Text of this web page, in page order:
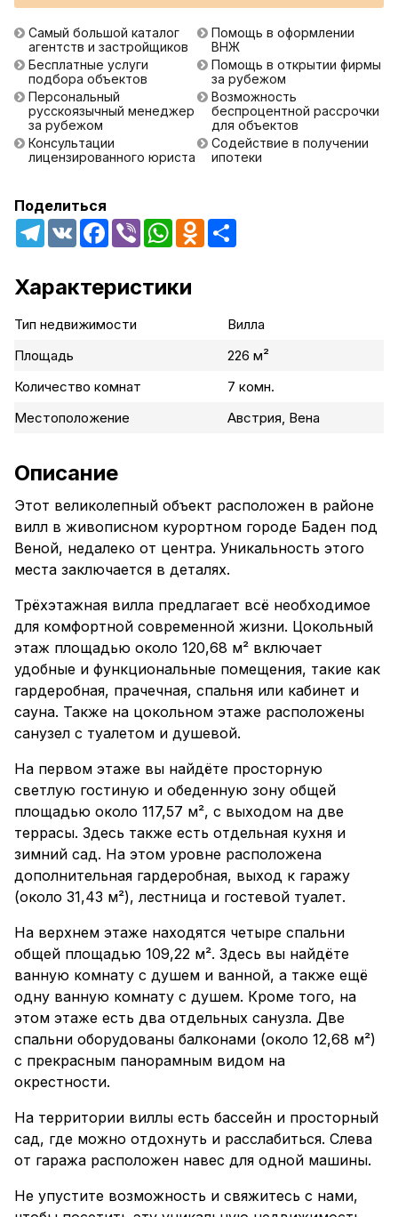
Самый большой каталог
агентств и застройщиков
Бесплатные услуги
подбора объектов
Персональный
русскоязычный менеджер
за рубежом
Консультации
лицензированного юриста
Помощь в оформлении
ВНЖ
Помощь в открытии фирмы
за рубежом
Возможность
беспроцентной рассрочки
для объектов
Содействие в получении
ипотеки
Поделиться
Telegram
VK Facebook
Viber WhatsAppOdnoklassniki
Характеристики
Тип недвижимости
Вилла
Площадь
226 м²
Количество комнат
7 комн.
Местоположение
Австрия, Вена
Описание
Этот великолепный объект расположен в районе
вилл в живописном курортном городе Баден под
Веной, недалеко от центра. Уникальность этого
места заключается в деталях.
Трёхэтажная вилла предлагает всё необходимое
для комфортной современной жизни. Цокольный
этаж площадью около 120,68 м² включает
удобные и функциональные помещения, такие как
гардеробная, прачечная, спальня или кабинет и
сауна. Также на цокольном этаже расположены
санузел с туалетом и душевой.
На первом этаже вы найдёте просторную
светлую гостиную и обеденную зону общей
площадью около 117,57 м², с выходом на две
террасы. Здесь также есть отдельная кухня и
зимний сад. На этом уровне расположена
дополнительная гардеробная, выход к гаражу
(около 31,43 м²), лестница и гостевой туалет.
На верхнем этаже находятся четыре спальни
общей площадью 109,22 м². Здесь вы найдёте
ванную комнату с душем и ванной, а также ещё
одну ванную комнату с душем. Кроме того, на
этом этаже есть два отдельных санузла. Две
спальни оборудованы балконами (около 12,68 м²)
с прекрасным панорамным видом на
окрестности.
На территории виллы есть бассейн и просторный
сад, где можно отдохнуть и расслабиться. Слева
от гаража расположен навес для одной машины.
Не упустите возможность и свяжитесь с нами,